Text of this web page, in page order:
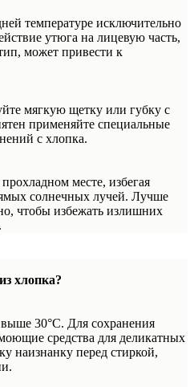
температуре исключительно
утюга на лицевую часть,
может привести к
мягкую щетку или губку с
применяйте специальные
с хлопка.
месте, избегая
солнечных лучей. Лучше
чтобы избежать излишних
хлопка?
30°C. Для сохранения
средства для деликатных
наизнанку перед стиркой,